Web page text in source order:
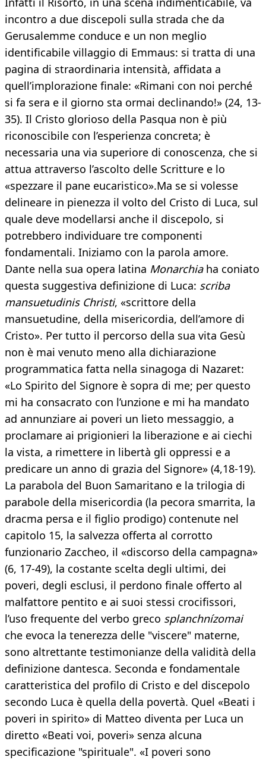
incontro a due discepoli sulla strada che da
Gerusalemme conduce e un non meglio
identificabile villaggio di Emmaus: si tratta di una
pagina di straordinaria intensità, affidata a
quell’implorazione finale: «Rimani con noi perché
si fa sera e il giorno sta ormai declinando!» (24, 13-
35). Il Cristo glorioso della Pasqua non è più
riconoscibile con l’esperienza concreta; è
necessaria una via superiore di conoscenza, che si
attua attraverso l’ascolto delle Scritture e lo
«spezzare il pane eucaristico».Ma se si volesse
delineare in pienezza il volto del Cristo di Luca, sul
quale deve modellarsi anche il discepolo, si
potrebbero individuare tre componenti
fondamentali. Iniziamo con la parola amore.
Dante nella sua opera latina Monarchiaha coniato
questa suggestiva definizione di Luca: scriba
mansuetudinis Christi, «scrittore della
mansuetudine, della misericordia, dell’amore di
Cristo». Per tutto il percorso della sua vita Gesù
non è mai venuto meno alla dichiarazione
programmatica fatta nella sinagoga di Nazaret:
«Lo Spirito del Signore è sopra di me; per questo
mi ha consacrato con l’unzione e mi ha mandato
ad annunziare ai poveri un lieto messaggio, a
proclamare ai prigionieri la liberazione e ai ciechi
la vista, a rimettere in libertà gli oppressi e a
predicare un anno di grazia del Signore» (4,18-19).
La parabola del Buon Samaritano e la trilogia di
parabole della misericordia (la pecora smarrita, la
dracma persa e il figlio prodigo) contenute nel
capitolo 15, la salvezza offerta al corrotto
funzionario Zaccheo, il «discorso della campagna»
(6, 17-49), la costante scelta degli ultimi, dei
poveri, degli esclusi, il perdono finale offerto al
malfattore pentito e ai suoi stessi crocifissori,
l’uso frequente del verbo greco splanchnízomai
che evoca la tenerezza delle "viscere" materne,
sono altrettante testimonianze della validità della
definizione dantesca. Seconda e fondamentale
caratteristica del profilo di Cristo e del discepolo
secondo Luca è quella della povertà. Quel «Beati i
poveri in spirito» di Matteo diventa per Luca un
diretto «Beati voi, poveri» senza alcuna
specificazione "spirituale". «I poveri sono